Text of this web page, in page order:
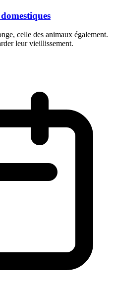
celle des animaux également.
leur vieillissement.